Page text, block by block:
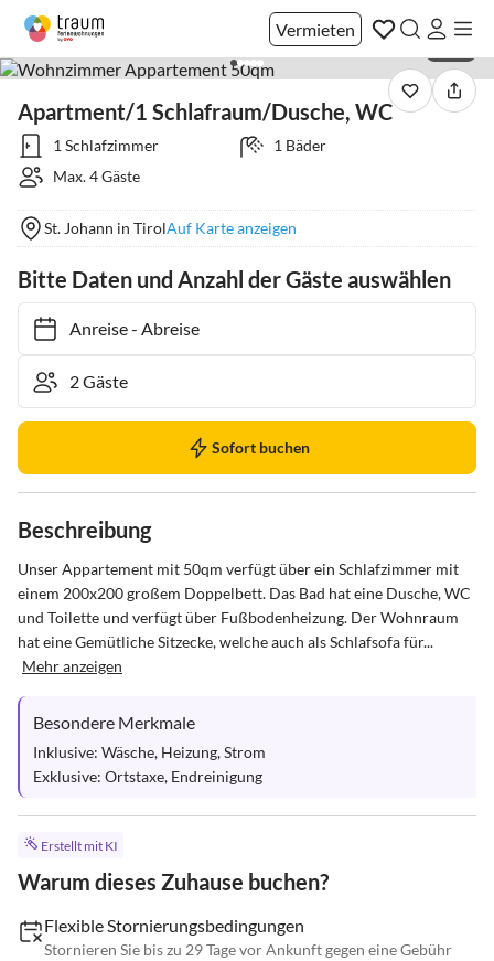
Vermieten
Apartment/1 Schlafraum/Dusche, WC
1 Schlafzimmer
1 Bäder
Max. 4 Gäste
St. Johann in TirolAuf Karte anzeigen
Bitte Daten und Anzahl der Gäste auswählen
Anreise- Abreise
Sofort buchen
Beschreibung
Unser Appartement mit 50qm verfügt über ein Schlafzimmer mit
einem 200x200 großem Doppelbett. Das Bad hat eine Dusche, WC
und Toilette und verfügt über Fußbodenheizung. Der Wohnraum
hat eine Gemütliche Sitzecke, welche auch als Schlafsofa für...
Mehr anzeigen
Besondere Merkmale
Inklusive: Wäsche, Heizung, Strom
Exklusive: Ortstaxe, Endreinigung
Erstellt mit KI
Warum dieses Zuhause buchen?
Flexible Stornierungsbedingungen
Stornieren Sie bis zu 29 Tage vor Ankunft gegen eine Gebühr